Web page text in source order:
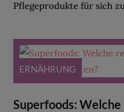
Pflegeprodukte für sich
ERNÄHRUNG
Superfoods: